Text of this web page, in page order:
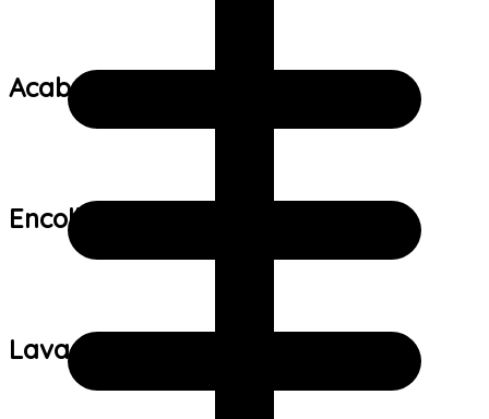
Acabamento:
Encolhimento:
Lavagem: